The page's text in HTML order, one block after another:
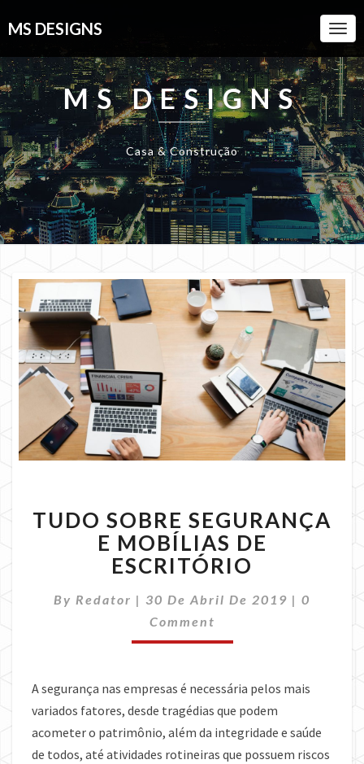
MS DESIGNS
MS DESIGNS
Casa & Construção
SOBRE
SEGURANÇA
E
MOBÍLIAS
ESCRITÓRIO
TUDO SOBRE SEGURANÇA
E MOBÍLIAS DE
ESCRITÓRIO
By Redator | 30 De Abril De 2019 | 0
Comment
A segurança nas empresas é necessária pelos mais
variados fatores, desde tragédias que podem
acometer o patrimônio, além da integridade e saúde
de todos, até atividades rotineiras que possuem riscos